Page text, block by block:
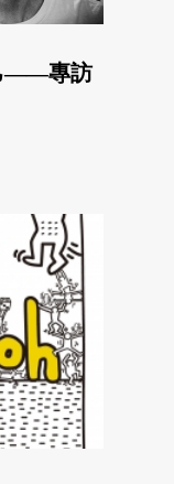
——專訪